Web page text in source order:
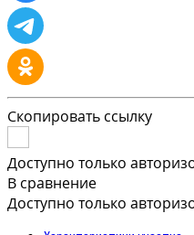
Скопировать ссылку
Доступно только
В сравнение
Доступно только